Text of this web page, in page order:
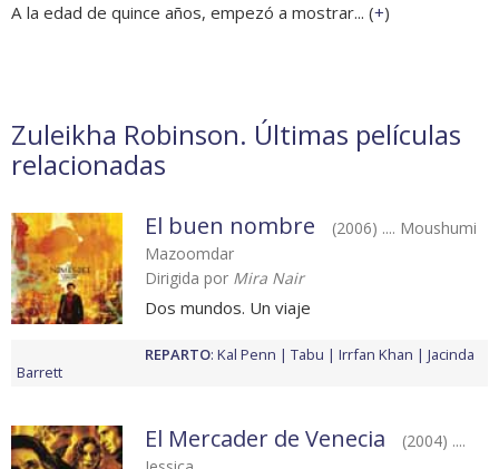
A la edad de quince años, empezó a mostrar... (+)
Zuleikha Robinson. Últimas películas
relacionadas
El buen nombre
(2006) .... Moushumi
Mazoomdar
Dirigida por Mira Nair
Dos mundos. Un viaje
REPARTO: Kal Penn Tabu Irrfan Khan
Jacinda
Barrett
El Mercader de Venecia
(2004) ....